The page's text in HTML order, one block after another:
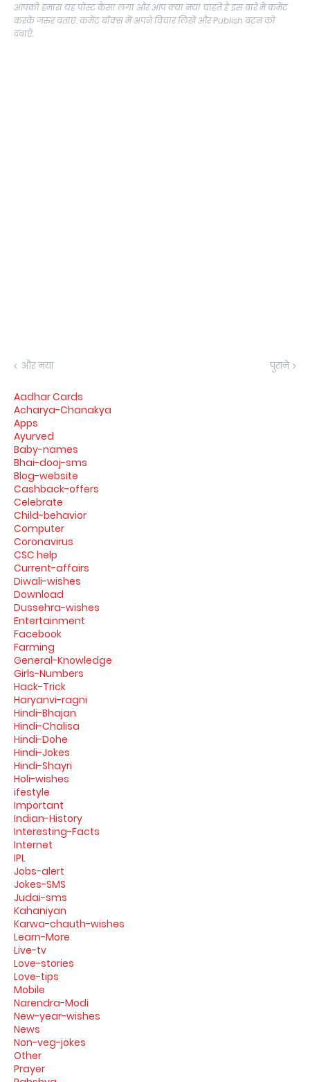
आपको हमारा यह पोस्ट कैसा लगा और आप क्या नया चाहते है इस बारे में कमेंट
करके जरुर बताएं. कमेंट बॉक्स में अपने विचार लिखें और Publish बटन को
दबाएँ.
और नया पुराने
Aadhar Cards
Acharya-Chanakya
Apps
Ayurved
Baby-names
Bhai-dooj-sms
Blog-website
Cashback-offers
Celebrate
Child-behavior
Computer
Coronavirus
CSC help
Current-affairs
Diwali-wishes
Download
Dussehra-wishes
Entertainment
Facebook
Farming
General-Knowledge
Girls-Numbers
Hack-Trick
Haryanvi-ragni
Hindi-Bhajan
Hindi-Chalisa
Hindi-Dohe
Hindi-Jokes
Hindi-Shayri
Holi-wishes
ifestyle
Important
Indian-History
Interesting-Facts
Internet
IPL
Jobs-alert
Jokes-SMS
Judai-sms
Kahaniyan
Karwa-chauth-wishes
Learn-More
Live-tv
Love-stories
Love-tips
Mobile
Narendra-Modi
New-year-wishes
News
Non-veg-jokes
Other
Prayer